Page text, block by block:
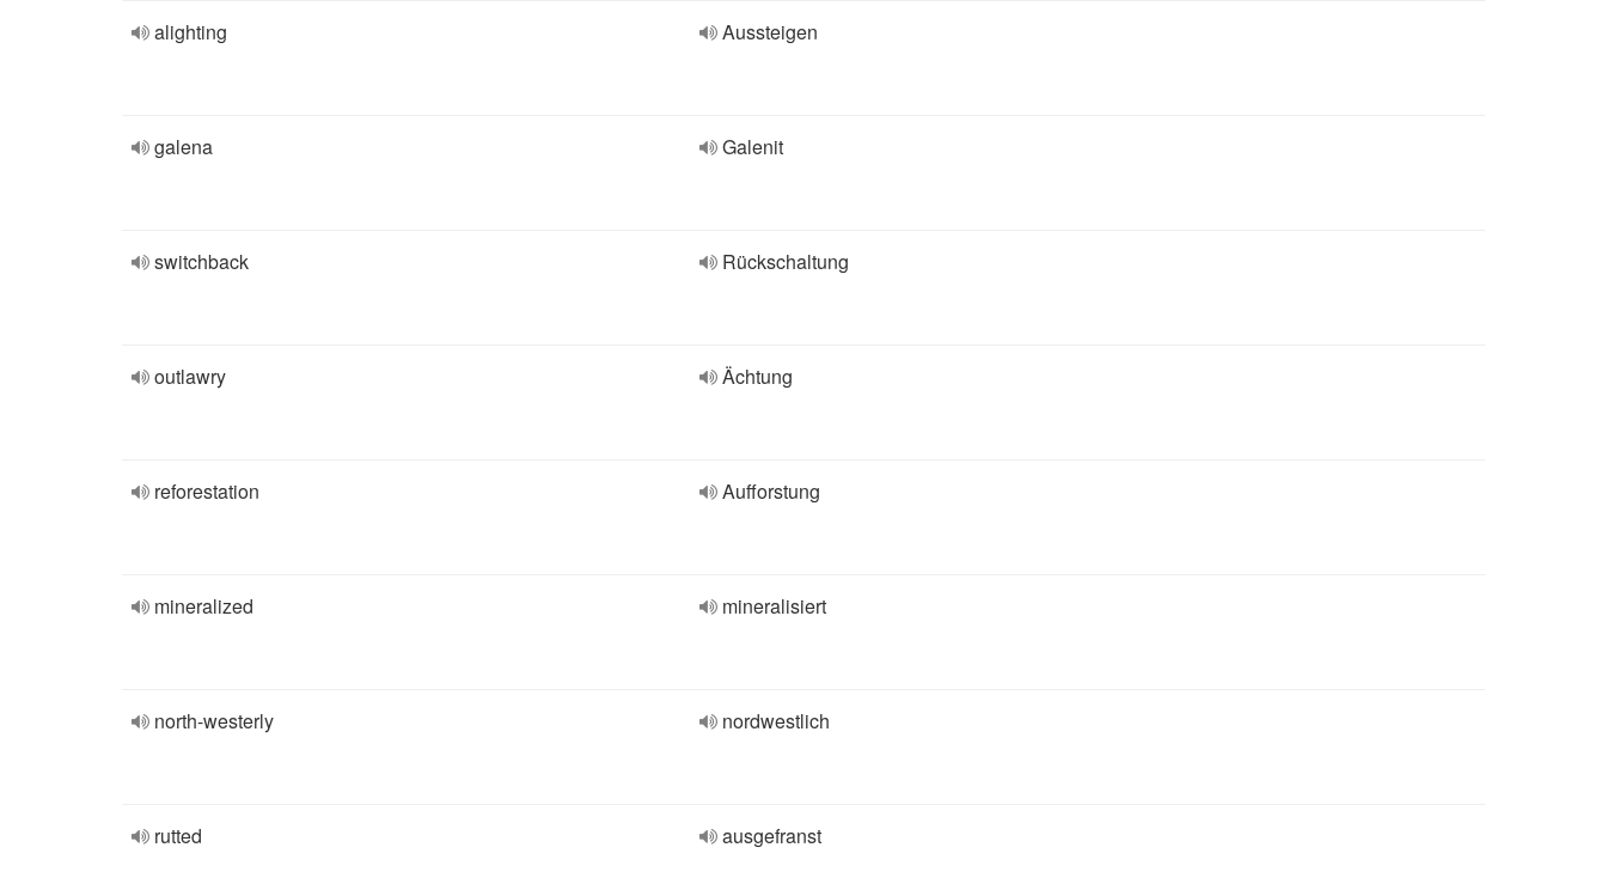
alighting Aussteigen
galena Galenit
switchback Rückschaltung
outlawry Ächtung
reforestation Aufforstung
mineralized mineralisiert
north-westerly nordwestlich
rutted ausgefranst